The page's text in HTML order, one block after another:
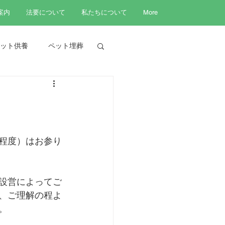
内 法要について 私たちについて More
ト供養 ペット埋葬
度）はお参り
営によってご
ご理解の程よ